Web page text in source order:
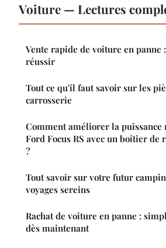
Voiture — Lectures
Vente rapide de voiture en panne
réussir
Tout ce qu'il faut savoir sur les
carrosserie
Comment améliorer la puissance
Ford Focus RS avec un boîtier
?
Tout savoir sur votre futur
voyages sereins
Rachat de voiture en panne :
dès maintenant